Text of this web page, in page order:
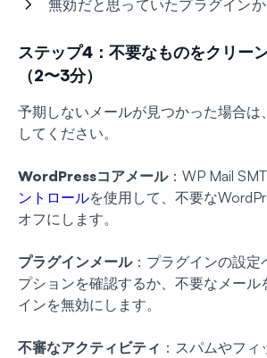
無効だと思っていたプラグイン
ステップ4：不要なものをクリー
（2〜3分）
予期しないメールが見つかった場合は
してください。
WordPressコアメール：WP Mail
ントロールを使用して、不要な
オフにします。
プラグインメール：プラグインの設定
プションを確認するか、不要なメール
インを無効にします。
不審なアクティビティ ：スパムやフ